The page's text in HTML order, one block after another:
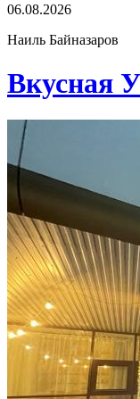
06.08.2026
Наиль Байназаров
Вкусная